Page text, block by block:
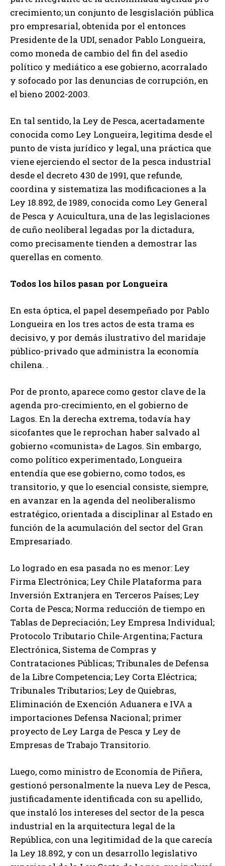
crecimiento; un conjunto de lesgislación pública
pro empresarial, obtenida por el entonces
Presidente de la UDI, senador Pablo Longueira,
como moneda de cambio del fin del asedio
político y mediático a ese gobierno, acorralado
y sofocado por las denuncias de corrupción, en
el bieno 2002-2003.
En tal sentido, la Ley de Pesca, acertadamente
conocida como Ley Longueira, legitima desde el
punto de vista jurídico y legal, una práctica que
viene ejerciendo el sector de la pesca industrial
desde el decreto 430 de 1991, que refunde,
coordina y sistematiza las modificaciones a la
Ley 18.892, de 1989, conocida como Ley General
de Pesca y Acuicultura, una de las legislaciones
de cuño neoliberal legadas por la dictadura,
como precisamente tienden a demostrar las
querellas en comento.
Todos los hilos pasan por Longueira
En esta óptica, el papel desempeñado por Pablo
Longueira en los tres actos de esta trama es
decisivo, y por demás ilustrativo del maridaje
público-privado que administra la economía
chilena. .
Por de pronto, aparece como gestor clave de la
agenda pro-crecimiento, en el gobierno de
Lagos. En la derecha extrema, todavía hay
sicofantes que le reprochan haber salvado al
gobierno «comunista» de Lagos. Sin embargo,
como político experimentado, Longueira
entendía que ese gobierno, como todos, es
transitorio, y que lo esencial consiste, siempre,
en avanzar en la agenda del neoliberalismo
estratégico, orientada a disciplinar al Estado en
función de la acumulación del sector del Gran
Empresariado.
Lo logrado en esa pasada no es menor: Ley
Firma Electrónica; Ley Chile Plataforma para
Inversión Extranjera en Terceros Países; Ley
Corta de Pesca; Norma reducción de tiempo en
Tablas de Depreciación; Ley Empresa Individual;
Protocolo Tributario Chile-Argentina; Factura
Electrónica, Sistema de Compras y
Contrataciones Públicas; Tribunales de Defensa
de la Libre Competencia; Ley Corta Eléctrica;
Tribunales Tributarios; Ley de Quiebras,
Eliminación de Exención Aduanera e IVA a
importaciones Defensa Nacional; primer
proyecto de Ley Larga de Pesca y Ley de
Empresas de Trabajo Transitorio.
Luego, como ministro de Economía de Piñera,
gestionó personalmente la nueva Ley de Pesca,
justificadamente identificada con su apellido,
que instaló los intereses del sector de la pesca
industrial en la arquitectura legal de la
República, con una legitimidad de la que carecía
la Ley 18.892, y con un desarrollo legislativo